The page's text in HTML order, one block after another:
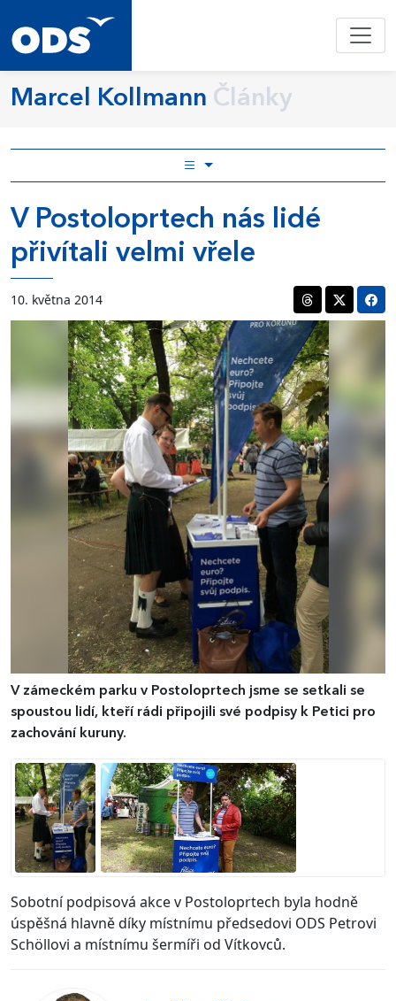
Marcel Kollmann Články
V Postoloprtech nás lidé
přivítali velmi vřele
10. května 2014
V zámeckém parku v Postoloprtech jsme se setkali se
spoustou lidí, kteří rádi připojili své podpisy k Petici pro
zachování kuruny.
Sobotní podpisová akce v Postoloprtech byla hodně
úspěšná hlavně díky místnímu předsedovi ODS Petrovi
Schöllovi a místnímu šermíři od Vítkovců.